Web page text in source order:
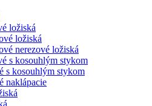
ložiská
ložiská
nerezové ložiská
s kosouhlým stykom
s kosouhlým stykom
naklápacie